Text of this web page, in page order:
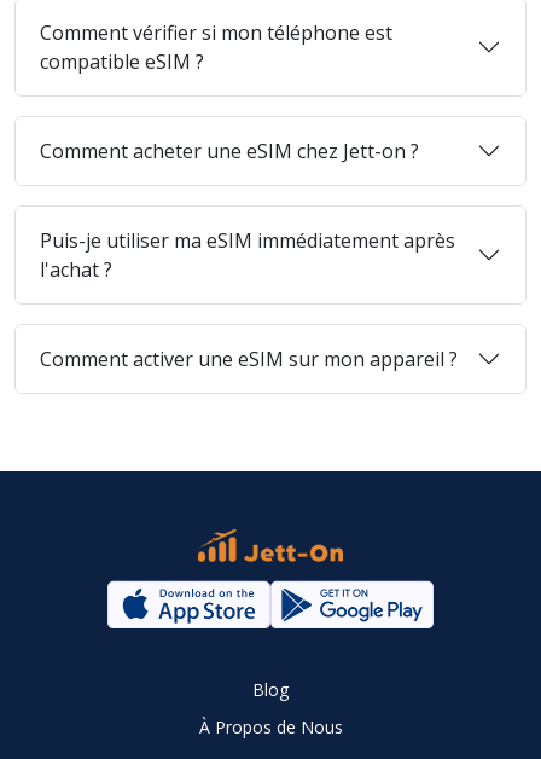
Comment vérifier si mon téléphone est
compatible eSIM ?
Comment acheter une eSIM chez Jett-on ?
Puis-je utiliser ma eSIM immédiatement après
l'achat ?
Comment activer une eSIM sur mon appareil ?
Blog
À Propos de Nous